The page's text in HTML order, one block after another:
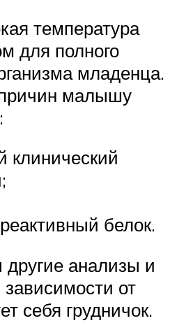
температура
для полного
младенца.
малышу
клинический
белок.
анализы и
от
себя грудничок.